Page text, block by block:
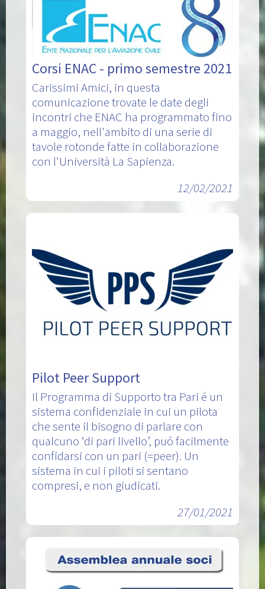
Corsi ENAC - primo semestre 2021
Carissimi Amici, in questa
comunicazione trovate le date degli
incontri che ENAC ha programmato fino
a maggio, nell'ambito di una serie di
tavole rotonde fatte in collaborazione
con l'Università La Sapienza.
12/02/2021
Pilot Peer Support
Il Programma di Supporto tra Pari é un
sistema confidenziale in cui un pilota
che sente il bisogno di parlare con
qualcuno ‘di pari livello’, puó facilmente
confidarsi con un pari (=peer). Un
sistema in cui i piloti si sentano
compresi, e non giudicati.
27/01/2021